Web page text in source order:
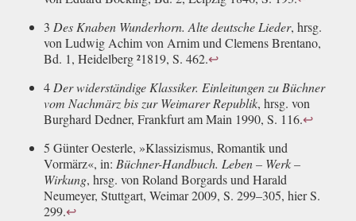
3 Des Knaben Wunderhorn. Alte deutsche Lieder, hrsg.
von Ludwig Achim von Arnim und Clemens Brentano,
Bd. 1, Heidelberg ²1819, S. 462.↩
4 Der widerständige Klassiker. Einleitungen zu Büchner
vom Nachmärz bis zur Weimarer Republik, hrsg. von
Burghard Dedner, Frankfurt am Main 1990, S. 116.↩
5 Günter Oesterle, »Klassizismus, Romantik und
Vormärz«, in: Büchner-Handbuch. Leben – Werk –
Wirkung, hrsg. von Roland Borgards und Harald
Neumeyer, Stuttgart, Weimar 2009, S. 299–305, hier S.
299.↩